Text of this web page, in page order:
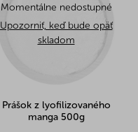
Momentálne nedostupné
Upozorniť, keď bude opäť
skladom
Prášok z lyofilizovaného
manga 500g